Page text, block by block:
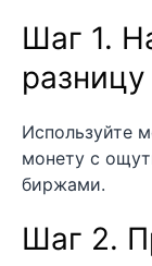
Шаг 1.
разницу
Используйте
монету с
биржами.
Шаг 2.